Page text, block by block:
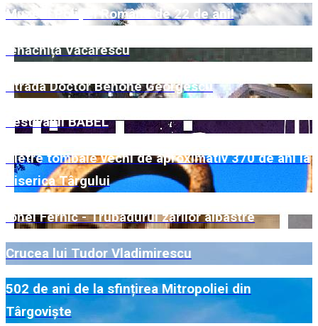
Muzeul Poliției Române de 22 de ani!
Ienăchiță Văcărescu
Strada Doctor Benone Georgescu
Festivalul BABEL
Pietre tombale vechi de aproximativ 370 de ani la
Biserica Târgului
Ionel Fernic - Trubadurul zărilor albastre
Crucea lui Tudor Vladimirescu
502 de ani de la sfințirea Mitropoliei din
Târgoviște